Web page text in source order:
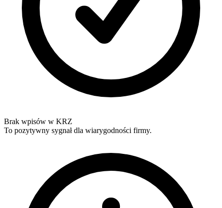
Brak wpisów w KRZ
To pozytywny sygnał dla wiarygodności firmy.